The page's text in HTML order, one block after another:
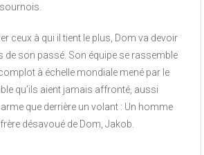
ceux à qui il tient le plus, Dom va devoir
de son passé. Son équipe se rassemble
à échelle mondiale mené par le
qu’ils aient jamais affronté, aussi
que derrière un volant : Un homme
désavoué de Dom, Jakob.